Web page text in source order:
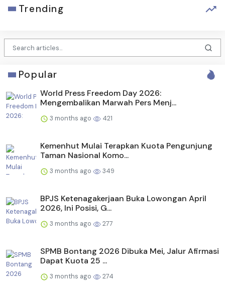
Trending
Popular
World Press Freedom Day 2026:
Mengembalikan Marwah Pers Menj...
3 months ago 421
Kemenhut Mulai Terapkan Kuota Pengunjung
Taman Nasional Komo...
3 months ago 349
BPJS Ketenagakerjaan Buka Lowongan April
2026, Ini Posisi, G...
3 months ago 277
SPMB Bontang 2026 Dibuka Mei, Jalur Afirmasi
Dapat Kuota 25 ...
3 months ago 274